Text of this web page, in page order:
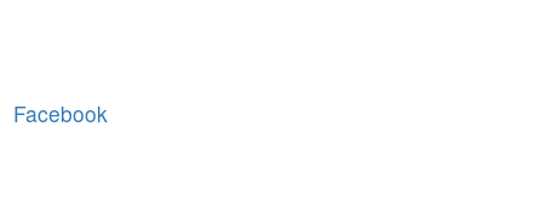
Facebook